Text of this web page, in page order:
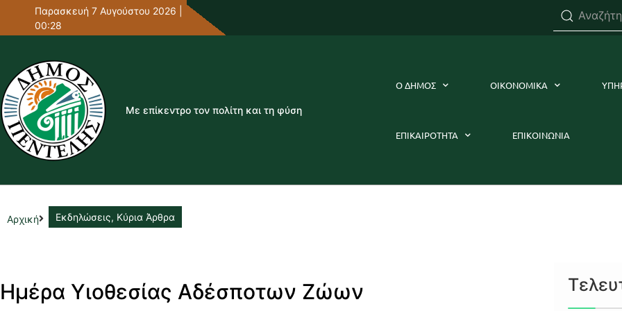
Παρασκευή 7 Αυγούστου 2026 |
00:28
Με επίκεντρο τον πολίτη και τη φύση
Ο ΔΗΜΟΣ ΟΙΚΟΝΟΜΙΚΑ
ΕΠΙΚΑΙΡΟΤΗΤΑ ΕΠΙΚΟΙΝΩΝΙΑ
Αρχική Εκδηλώσεις, Κύρια Άρθρα
Ημέρα Υιοθεσίας Αδέσποτων Ζώων